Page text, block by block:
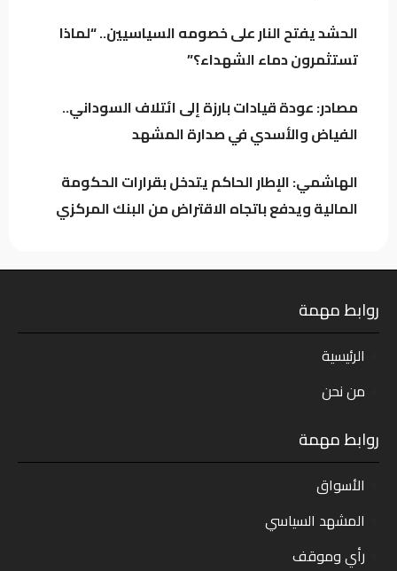
المالية ويدفع باتجاه الاقتراض من البنك المركزي
الحشد يفتح النار على خصومه السياسيين.. “لماذا
تستثمرون دماء الشهداء؟”
مصادر: عودة قيادات بارزة إلى ائتلاف السوداني..
الفياض والأسدي في صدارة المشهد
الهاشمي: الإطار الحاكم يتدخل بقرارات الحكومة
المالية ويدفع باتجاه الاقتراض من البنك المركزي
روابط مهمة
الرئيسية
من نحن
روابط مهمة
الأسواق
المشهد السياسي
رأي وموقف